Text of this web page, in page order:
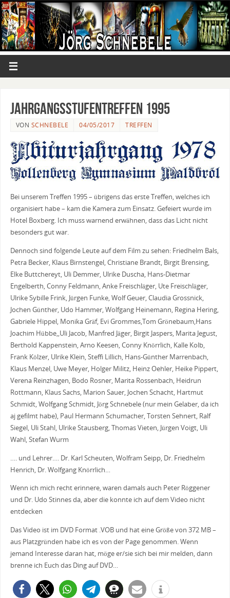
Jahrgangsstufentreffen 1995
VON SCHNEBELE 04/05/2017 TREFFEN
Bei unserem Treffen 1995 – übrigens das erste Treffen, welches ich
organisiert habe – kam die Kamera zum Einsatz. Gefeiert wurde im
Hotel Boxberg. Ich muss warnend erwähnen, dass das Licht nicht
besonders gut war.
Dennoch sind folgende Leute auf dem Film zu sehen: Friedhelm Bals,
Petra Becker, Klaus Birnstengel, Christiane Brandt, Birgit Brensing,
Elke Buttchereyt, Uli Demmer, Ulrike Duscha, Hans-Dietmar
Engelberth, Conny Feldmann, Anke Freischläger, Ute Freischläger,
Ulrike Sybille Frink, Jürgen Funke, Wolf Geuer, Claudia Grossnick,
Jochen Günther, Udo Hammer, Wolfgang Heinemann, Regina Hering,
Gabriele Hippel, Monika Gräf, Evi Grommes,Tom Grönebaum,Hans
Joachim Hübbe,,Uli Jacob, Manfred Jäger, Birgit Jaspers, Marita Jegust,
Berthold Kappenstein, Arno Keesen, Conny Knörrlich, Kalle Kolb,
Frank Kölzer, Ulrike Klein, Steffi Lillich, Hans-Günther Marrenbach,
Klaus Menzel, Uwe Meyer, Holger Militz, Heinz Oehler, Heike Pippert,
Verena Reinzhagen, Bodo Rosner, Marita Rossenbach, Heidrun
Rottmann, Klaus Sachs, Marion Sauer, Jochen Schacht, Hartmut
Schmidt, Wolfgang Schmidt, Jörg Schnebele (nur mein Gelaber, da ich
aj gefilmt habe), Paul Hermann Schumacher, Torsten Sehnert, Ralf
Siegel, Uli Stahl, Ulrike Stausberg, Thomas Vieten, Jürgen Voigt, Uli
Wahl, Stefan Wurm
…. und Lehrer…. Dr. Karl Scheuten, Wolfram Seipp, Dr. Friedhelm
Henrich, Dr. Wolfgang Knörrlich…
Wenn ich mich recht erinnere, waren damals auch Peter Röggener
und Dr. Udo Stinnes da, aber die konnte ich auf dem Video nicht
entdecken
Das Video ist im DVD Format .VOB und hat eine Größe von 372 MB –
aus Platzgründen habe ich es von der Page genommen. Wenn
jemand Interesse daran hat, möge er/sie sich bei mir melden, dann
brenne ich Euch das Ding auf DVD…